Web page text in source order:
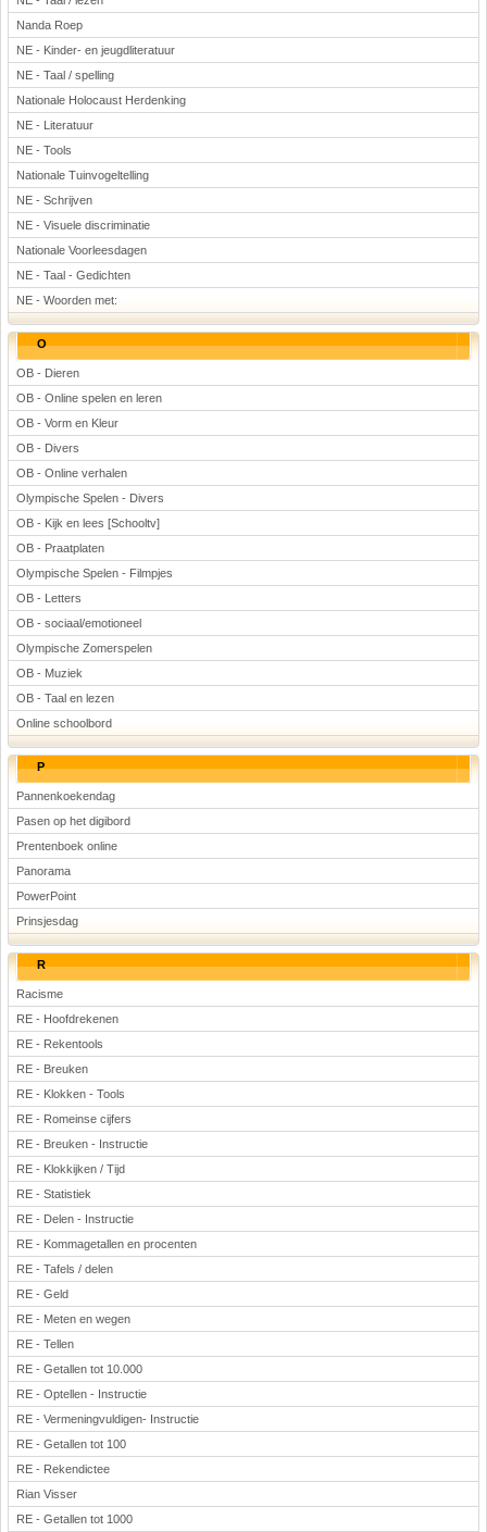
Nanda Roep
NE - Kinder- en jeugdliteratuur
NE - Taal / spelling
Nationale Holocaust Herdenking
NE - Literatuur
NE - Tools
Nationale Tuinvogeltelling
NE - Schrijven
NE - Visuele discriminatie
Nationale Voorleesdagen
NE - Taal - Gedichten
NE - Woorden met:
O
OB - Dieren
OB - Online spelen en leren
OB - Vorm en Kleur
OB - Divers
OB - Online verhalen
Olympische Spelen - Divers
OB - Kijk en lees [Schooltv]
OB - Praatplaten
Olympische Spelen - Filmpjes
OB - Letters
OB - sociaal/emotioneel
Olympische Zomerspelen
OB - Muziek
OB - Taal en lezen
Online schoolbord
P
Pannenkoekendag
Pasen op het digibord
Prentenboek online
Panorama
PowerPoint
Prinsjesdag
R
Racisme
RE - Hoofdrekenen
RE - Rekentools
RE - Breuken
RE - Klokken - Tools
RE - Romeinse cijfers
RE - Breuken - Instructie
RE - Klokkijken / Tijd
RE - Statistiek
RE - Delen - Instructie
RE - Kommagetallen en procenten
RE - Tafels / delen
RE - Geld
RE - Meten en wegen
RE - Tellen
RE - Getallen tot 10.000
RE - Optellen - Instructie
RE - Vermeningvuldigen- Instructie
RE - Getallen tot 100
RE - Rekendictee
Rian Visser
RE - Getallen tot 1000